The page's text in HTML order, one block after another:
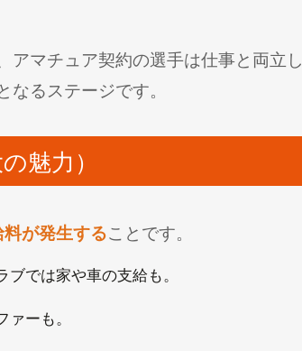
マチュア契約の選手は仕事と両立
なるステージです。
魅力）
が発生することです。
では家や車の支給も。
ーも。